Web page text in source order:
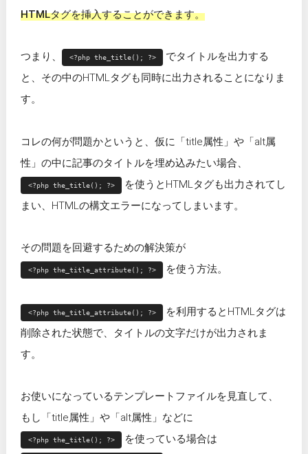
HTMLタグを挿入することができます。
つまり、 <?php the_title(); ?>
でタイトルを出力する
と、その中のHTMLタグも同時に出力されることになりま
す。
コレの何が問題かというと、仮に「title属性」や「alt属
性」の中に記事のタイトルを埋め込みたい場合、
<?php the_title(); ?>
を使うとHTMLタグも出力されてし
まい、HTMLの構文エラーになってしまいます。
その問題を回避するための解決策が
<?php the_title_attribute(); ?> を使う方法。
<?php the_title_attribute(); ?>
を利用するとHTMLタグは
削除された状態で、タイトルの文字だけが出力されま
す。
お使いになっているテンプレートファイルを見直して、
もし「title属性」や「alt属性」などに
<?php the_title(); ?> を使っている場合は